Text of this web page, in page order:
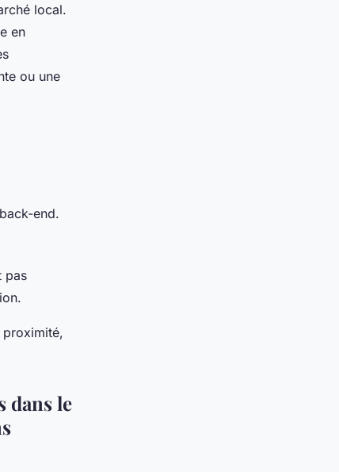
local.
en
ou une
end.
pas
proximité,
dans le